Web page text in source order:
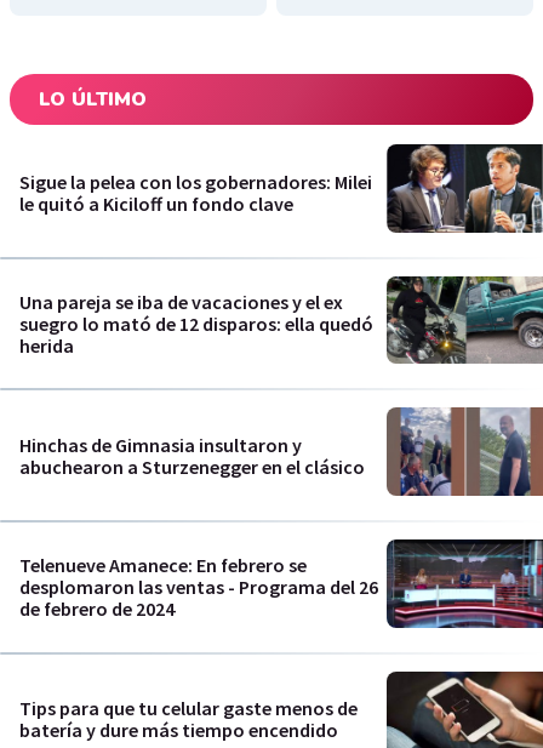
LO ÚLTIMO
Sigue la pelea con los gobernadores: Milei
le quitó a Kiciloff un fondo clave
Una pareja se iba de vacaciones y el ex
suegro lo mató de 12 disparos: ella quedó
herida
Hinchas de Gimnasia insultaron y
abuchearon a Sturzenegger en el clásico
Telenueve Amanece: En febrero se
desplomaron las ventas - Programa del 26
de febrero de 2024
Tips para que tu celular gaste menos de
batería y dure más tiempo encendido